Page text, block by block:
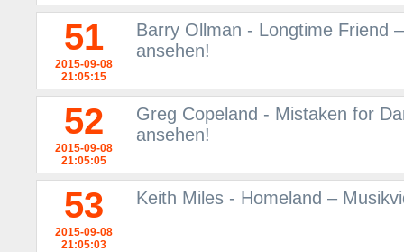
51
2015-09-08
21:05:15
Barry Ollman - Longtime Friend
ansehen!
52
2015-09-08
21:05:05
Greg Copeland - Mistaken for
ansehen!
53
2015-09-08
21:05:03
Keith Miles - Homeland –